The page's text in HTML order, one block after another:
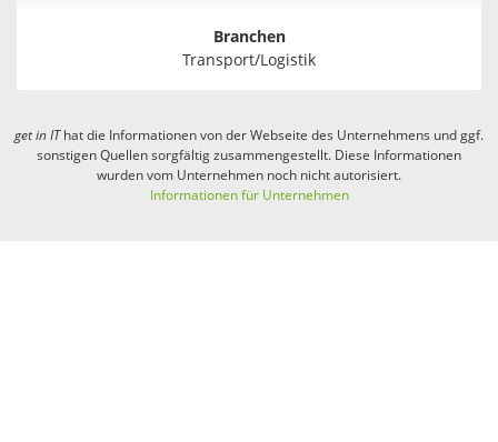
Branchen
Transport/Logistik
get in IThat die Informationen von der Webseite des Unternehmens und ggf.
sonstigen Quellen sorgfältig zusammengestellt. Diese Informationen
wurden vom Unternehmen noch nicht autorisiert.
Informationen für Unternehmen